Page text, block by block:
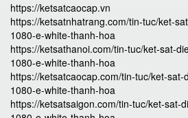
https://ketsatcaocap.vn
https://ketsatnhatrang.com/tin-tuc/ket-
1080-e-white-thanh-hoa
https://ketsathanoi.com/tin-tuc/ket-sat-
1080-e-white-thanh-hoa
https://ketsatcaocap.com/tin-tuc/ket-
1080-e-white-thanh-hoa
https://ketsatsaigon.com/tin-tuc/ket-sat-